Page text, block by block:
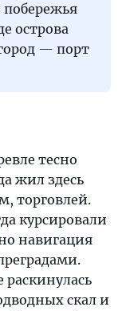
побережья
острова
— порт
тесно
жил здесь
торговлей.
курсировали
навигация
раскинулась
скал и